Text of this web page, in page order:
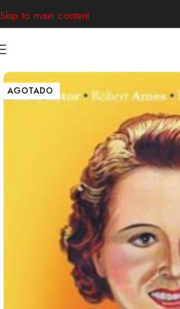
Skip to main content
AGOTADO